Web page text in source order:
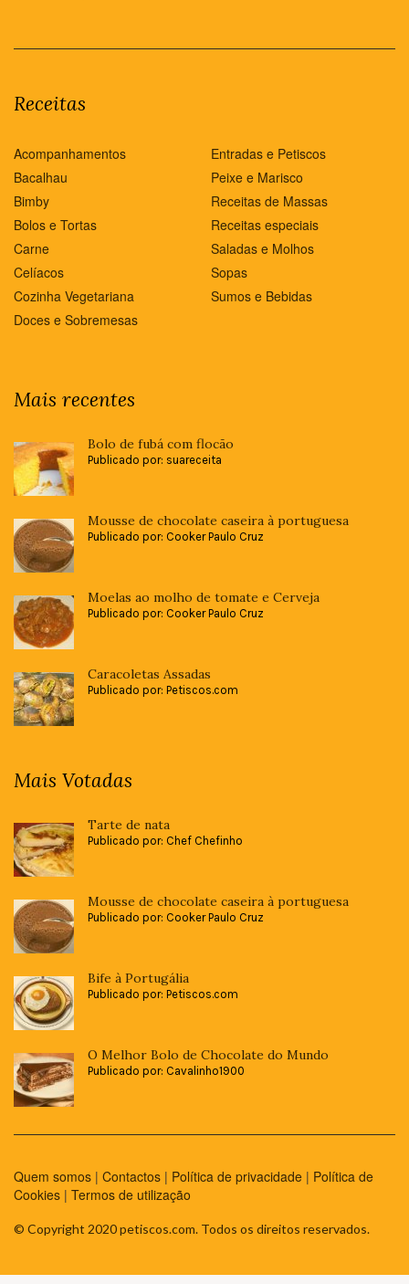
Receitas
Acompanhamentos
Bacalhau
Bimby
Bolos e Tortas
Carne
Celíacos
Cozinha Vegetariana
Doces e Sobremesas
Entradas e Petiscos
Peixe e Marisco
Receitas de Massas
Receitas especiais
Saladas e Molhos
Sopas
Sumos e Bebidas
Mais recentes
Bolo de fubá com flocão
Publicado por: suareceita
Mousse de chocolate caseira à portuguesa
Publicado por: Cooker Paulo Cruz
Moelas ao molho de tomate e Cerveja
Publicado por: Cooker Paulo Cruz
Caracoletas Assadas
Publicado por: Petiscos.com
Mais Votadas
Tarte de nata
Publicado por: Chef Chefinho
Mousse de chocolate caseira à portuguesa
Publicado por: Cooker Paulo Cruz
Bife à Portugália
Publicado por: Petiscos.com
O Melhor Bolo de Chocolate do Mundo
Publicado por: Cavalinho1900
Quem somos | Contactos | Política de privacidade | Política de
Cookies | Termos de utilização
© Copyright 2020 petiscos.com. Todos os direitos reservados.